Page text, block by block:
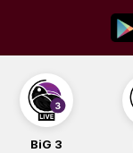
content
BiG 3